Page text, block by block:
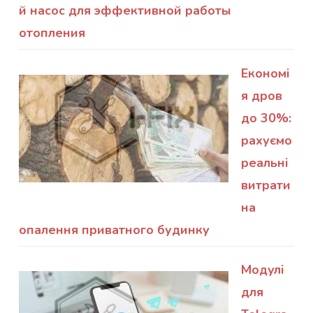
й насос для эффективной работы
отопления
Економі
я дров
до 30%:
рахуємо
реальні
витрати
на
опалення приватного будинку
Модулі
для